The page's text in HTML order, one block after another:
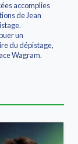
accomplies
de Jean
un
du dépistage,
Wagram.